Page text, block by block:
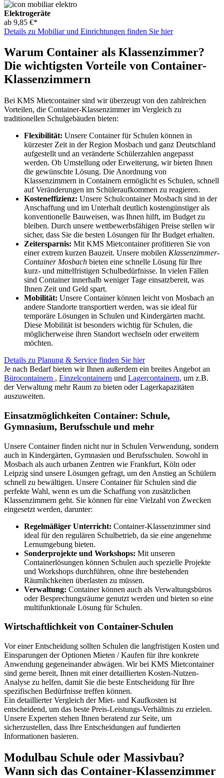
Elektrogeräte
ab 9,85 €*
Details zu Mobiliar und Einrichtungen finden Sie hier
Warum Container als Klassenzimmer?
Die wichtigsten Vorteile von Container-
Klassenzimmern
Bei KMS Mietcontainer sind wir überzeugt von den zahlreichen
Vorteilen, die Container-Klassenzimmer im Vergleich zu
traditionellen Schulgebäuden bieten:
Flexibilität: Unsere Container für Schulen können in
kürzester Zeit in der Region Mosbach und ganz Deutschland
aufgestellt und an veränderte Schülerzahlen angepasst
werden. Ob Umstellung oder Erweiterung, wir bieten Ihnen
die gewünschte Lösung. Die Anordnung von
Klassenzimmern in Containern ermöglicht es Schulen, schnell
auf Veränderungen im Schüleraufkommen zu reagieren.
Kosteneffizienz: Unsere Schulcontainer Mosbach sind in der
Anschaffung und im Unterhalt deutlich kostengünstiger als
konventionelle Bauweisen, was Ihnen hilft, im Budget zu
bleiben. Durch unsere wettbewerbsfähigen Preise stellen wir
sicher, dass Sie die besten Lösungen für Ihr Budget erhalten.
Zeitersparnis: Mit KMS Mietcontainer profitieren Sie von
einer extrem kurzen Bauzeit. Unsere mobilen Klassenzimmer-
Container Mosbach bieten eine schnelle Lösung für Ihre
kurz- und mittelfristigen Schulbedürfnisse. In vielen Fällen
sind Container innerhalb weniger Tage einsatzbereit, was
Ihnen Zeit und Geld spart.
Mobilität: Unsere Container können leicht von Mosbach an
andere Standorte transportiert werden, was sie ideal für
temporäre Lösungen in Schulen und Kindergärten macht.
Diese Mobilität ist besonders wichtig für Schulen, die
möglicherweise ihren Standort wechseln oder erweitern
möchten.
Details zu Planung & Service finden Sie hier
Je nach Bedarf bieten wir Ihnen außerdem ein breites Angebot an
Bürocontainern , Einzelcontainern und Lagercontainern, um z.B.
der Verwaltung mehr Raum zu bieten oder Lagerkapazitäten
auszuweiten.
Einsatzmöglichkeiten Container: Schule,
Gymnasium, Berufsschule und mehr
Unsere Container finden nicht nur in Schulen Verwendung, sondern
auch in Kindergärten, Gymnasien und Berufsschulen. Sowohl in
Mosbach als auch urbanen Zentren wie Frankfurt, Köln oder
Leipzig sind unsere Lösungen gefragt, um den Anstieg an Schülern
schnell zu bewältigen. Unsere Container für Schulen sind die
perfekte Wahl, wenn es um die Schaffung von zusätzlichen
Klassenzimmern geht. Sie können für eine Vielzahl von Zwecken
eingesetzt werden, darunter:
Regelmäßiger Unterricht: Container-Klassenzimmer sind
ideal für den regulären Schulbetrieb, da sie eine angenehme
Lernumgebung bieten.
Sonderprojekte und Workshops: Mit unseren
Containerlösungen können Schulen auch spezielle Projekte
und Workshops durchführen, ohne ihre bestehenden
Räumlichkeiten überlasten zu müssen.
Verwaltung: Container können auch als Verwaltungsbüros
oder Besprechungsräume genutzt werden und bieten so eine
multifunktionale Lösung für Schulen.
Wirtschaftlichkeit von Container-Schulen
Vor einer Entscheidung sollten Schulen die langfristigen Kosten und
Einsparungen der Optionen Mieten / Kaufen für ihre konkrete
Anwendung gegeneinander abwägen. Wir bei KMS Mietcontainer
sind gerne bereit, Ihnen mit einer detaillierten Kosten-Nutzen-
Analyse zu helfen, damit Sie die beste Entscheidung für Ihre
spezifischen Bedürfnisse treffen können.
Ein detaillierter Vergleich der Miet- und Kaufkosten ist
entscheidend, um das beste Preis-Leistungs-Verhältnis zu erzielen.
Unsere Experten stehen Ihnen beratend zur Seite, um
sicherzustellen, dass Ihre Entscheidungen auf fundierten
Informationen basieren.
Modulbau Schule oder Massivbau?
Wann sich das Container-Klassenzimmer